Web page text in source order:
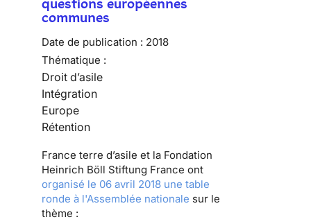
questions européennes
communes
Date de publication : 2018
Thématique :
Droit d’asile
Intégration
Europe
Rétention
France terre d’asile et la Fondation
Heinrich Böll Stiftung France ont
organisé le 06 avril 2018 une table
ronde à l'Assemblée nationale sur le
thème :